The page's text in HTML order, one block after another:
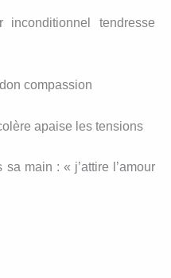
tendresse
compassion
apaise les tensions
main : « j’attire l’amour